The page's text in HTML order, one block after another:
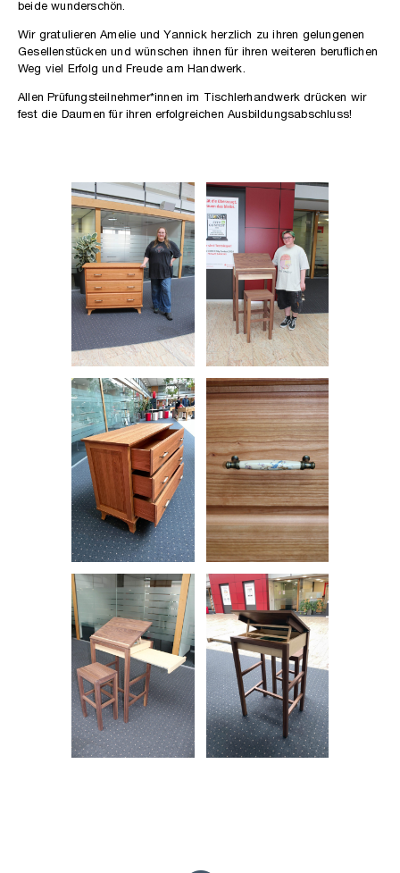
beide wunderschön.
Wir gratulieren Amelie und Yannick herzlich zu ihren gelungenen
Gesellenstücken und wünschen ihnen für ihren weiteren beruflichen
Weg viel Erfolg und Freude am Handwerk.
Allen Prüfungsteilnehmer*innen im Tischlerhandwerk drücken wir
fest die Daumen für ihren erfolgreichen Ausbildungsabschluss!